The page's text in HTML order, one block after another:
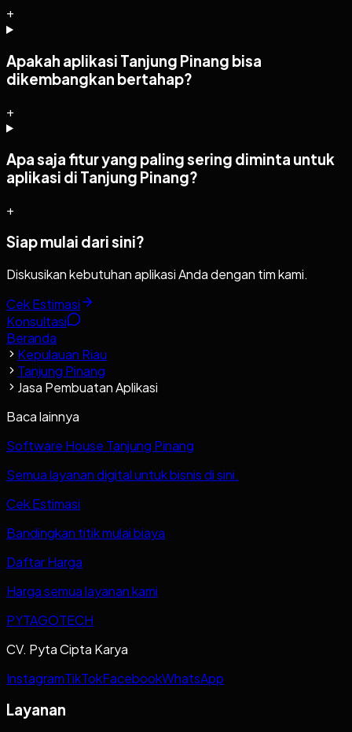
+
Apakah aplikasi Tanjung Pinang bisa
dikembangkan bertahap?
+
Apa saja fitur yang paling sering diminta untuk
aplikasi di Tanjung Pinang?
+
Siap mulai dari sini?
Diskusikan kebutuhan aplikasi Anda dengan tim kami.
Cek Estimasi
Konsultasi
Beranda
Kepulauan Riau
Tanjung Pinang
Jasa Pembuatan Aplikasi
Baca lainnya
Software House Tanjung Pinang
Semua layanan digital untuk bisnis di sini.
Cek Estimasi
Bandingkan titik mulai biaya
Daftar Harga
Harga semua layanan kami
PYTAGOTECH
CV. Pyta Cipta Karya
InstagramTikTokFacebookWhatsApp
Layanan